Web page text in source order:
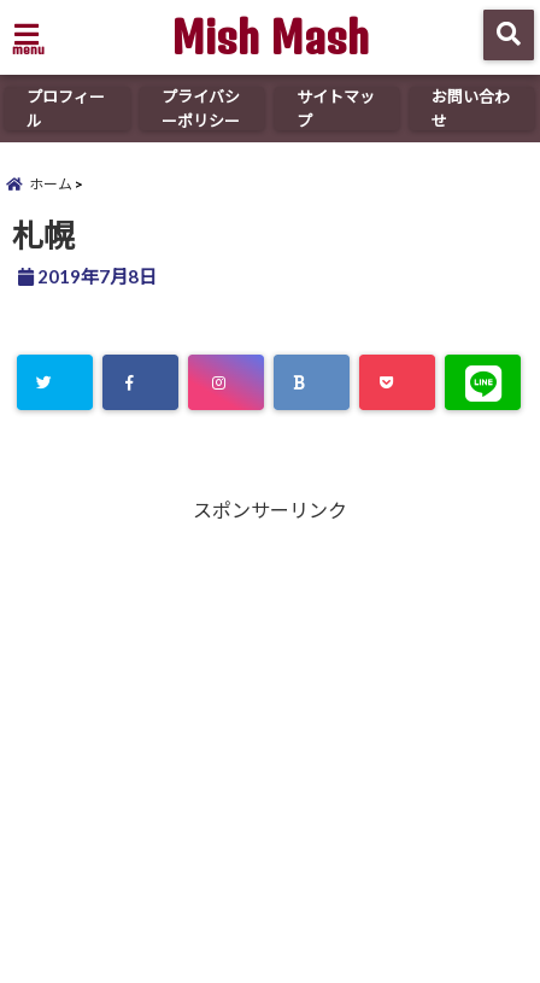
menu Mish Mash
プロフィー
ル
プライバシ
ーポリシー
サイトマッ
プ
お問い合わ
せ
ホーム
札幌
2019年7月8日
スポンサーリンク